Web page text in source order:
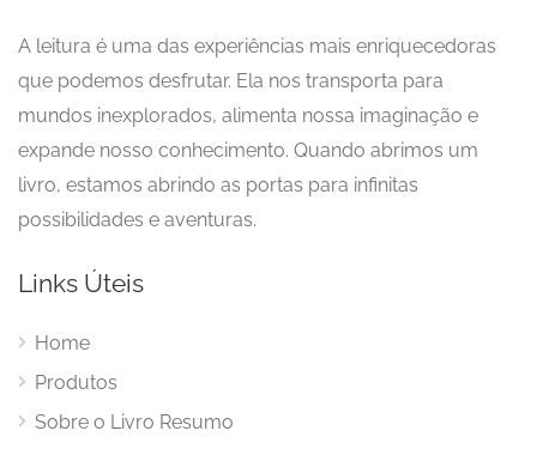
A leitura é uma das experiências mais enriquecedoras
que podemos desfrutar. Ela nos transporta para
mundos inexplorados, alimenta nossa imaginação e
expande nosso conhecimento. Quando abrimos um
livro, estamos abrindo as portas para infinitas
possibilidades e aventuras.
Links Úteis
Home
Produtos
Sobre o Livro Resumo